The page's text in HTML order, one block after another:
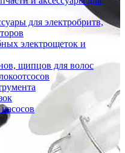
для электробритв,
электрощеток и
щипцов для волос